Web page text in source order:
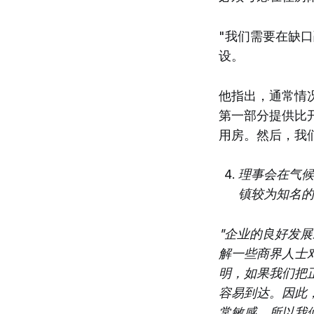
"我们需要在缺
设。
他指出，通常情
第一部分提供比
用房。然后，我
理事会在气
镇较为知名
"企业的良好发
解一些商界人士
明，如果我们把
容易到达。因此